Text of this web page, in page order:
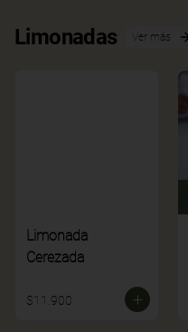
Limonadas Ver más
Limonada
Cerezada
$11.900